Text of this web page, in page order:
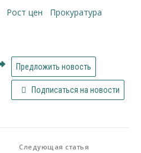
рост цен
прокуратура
Предложить новость
Подписаться на новости
Следующая статья